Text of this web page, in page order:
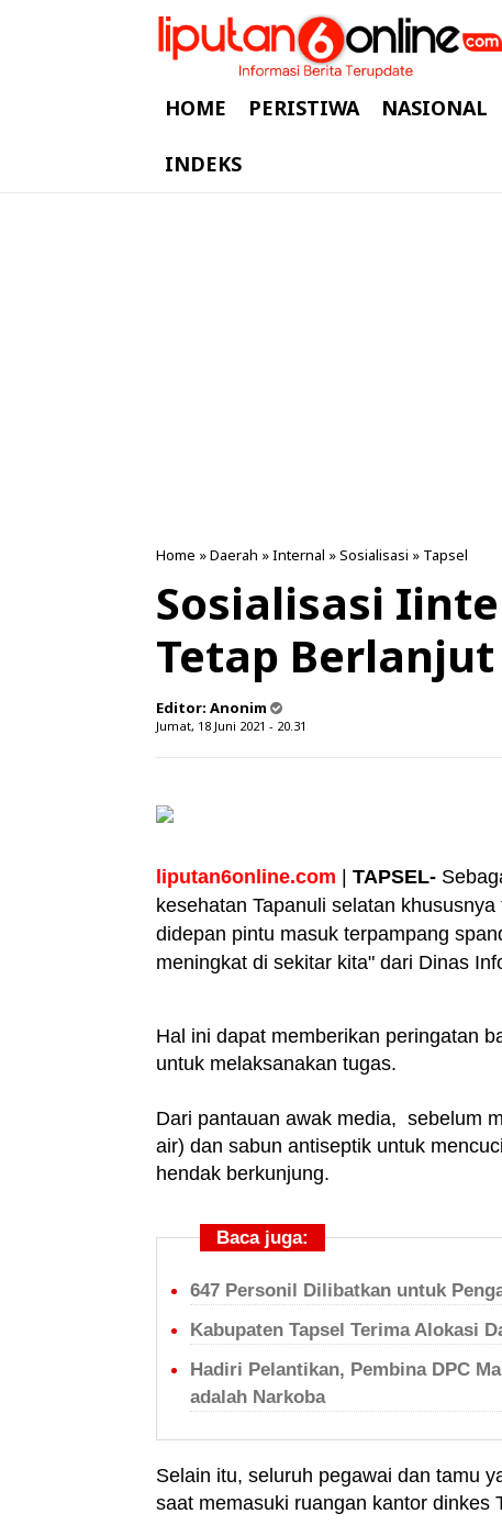
HOME PERISTIWA NASIONAL
INDEKS
Home »Daerah »Internal »Sosialisasi » Tapsel
Sosialisasi
Tetap Berlanjut
Editor: Anonim
Jumat, 18 Juni 2021 - 20.31
liputan6online.com TAPSEL-
kesehatan Tapanuli selatan
didepan pintu masuk terpampang
meningkat di sekitar kita" dari Dinas
Hal ini dapat memberikan peringatan
untuk melaksanakan tugas.
Dari pantauan awak media, sebelum
air) dan sabun antiseptik untuk
hendak berkunjung.
Baca juga:
647 Personil Dilibatkan untuk
Kabupaten Tapsel Terima Alokasi
Hadiri Pelantikan, Pembina DPC
adalah Narkoba
Selain itu, seluruh pegawai dan tamu
saat memasuki ruangan kantor dinkes